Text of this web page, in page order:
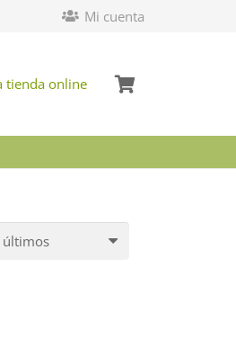
Mi cuenta
tienda online